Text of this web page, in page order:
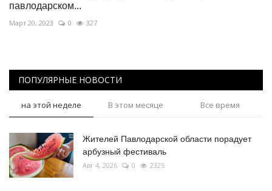
павлодарском...
Март 20, 2023 0 327
ПОПУЛЯРНЫЕ НОВОСТИ
на этой неделе В этом месяце Все время
Жителей Павлодарской области порадует
арбузный фестиваль
Авг 4, 2026 0 2325